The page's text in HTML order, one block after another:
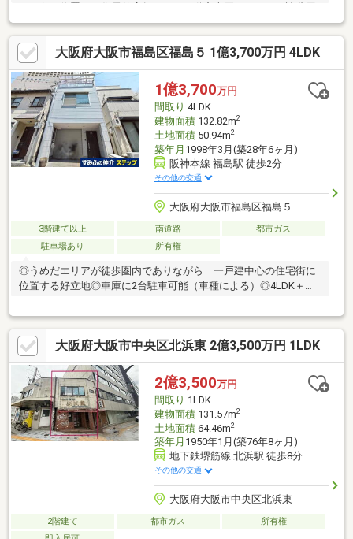
のご相談、住宅ローン、低金利ローンのご紹介、リフォームまで
トータルサポート。豊富な経験と実績で、お客様の大切な不動産
取引をしっかりサポートいたします。住まいに関する疑問やお悩
みは、どんなことでもワールドスタイルへお気軽にご相談くださ
い。
大阪府大阪市福島区福島５ 1億3,700万円 4LDK
1億3,700万円
間取り 4LDK
建物面積132.82m2
土地面積50.94m2
築年月 1998年3月(築28年6ヶ月)
阪神本線 福島駅 徒歩2分
その他の交通
大阪府大阪市福島区福島５
3階建て以上 南道路
都市ガス
駐車場あり
所有権
◎うめだエリアが徒歩圏内でありながら 一戸建中心の住宅街に
位置する好立地◎車庫に2台駐車可能（車種による）◎4LDK＋ロ
フト（約８．４㎡）ありの戸建【令和1年9月リフォーム歴あり】
≪新調≫キッチン・浴室・洗面化粧台 トイレ・洗面ボウ
ル・洗濯パン キッチン収納・キッチン横収納棚≪張替≫
ＣＦ（洗面室、２階トイレ） クロス２階全室■平成10年3
月建築■鉄骨造4階建■南向きで採光良好■シャッター付き車庫■4階
にロフト（約８．４㎡）あり■商業地域■容積率：240％
大阪府大阪市中央区北浜東 2億3,500万円 1LDK
2億3,500万円
間取り 1LDK
建物面積131.57m2
土地面積64.46m2
築年月 1950年1月(築76年8ヶ月)
地下鉄堺筋線 北浜駅 徒歩8分
その他の交通
大阪府大阪市中央区北浜東
2階建て 都市ガス
所有権